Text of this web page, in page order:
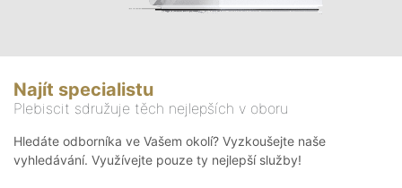
Najít specialistu
Plebiscit sdružuje těch nejlepších v oboru
Hledáte odborníka ve Vašem okolí? Vyzkoušejte naše
vyhledávání. Využívejte pouze ty nejlepší služby!